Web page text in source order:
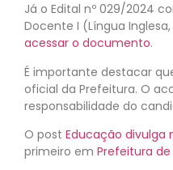
Já o Edital nº 029/2024
Docente I (Língua
acessar o documento.
É importante destacar
oficial da Prefeitura. O
responsabilidade do
O post Educação divulga
primeiro em Prefeitura de